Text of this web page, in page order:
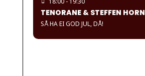
TENORANE & STEFFEN HORN
SÅ HA EI GOD JUL, DÅ!